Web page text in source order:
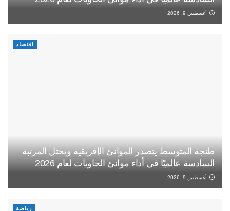
أغسطس 9, 2026
اقتصاد
طنجة المتوسط يتصدر الموانئ الإفريقية ويحتل المرتبة
السادسة عالميًا في أداء موانئ الحاويات لعام 2026
أغسطس 9, 2026
رياضة